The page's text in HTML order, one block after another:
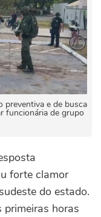
preventiva e de busca
funcionária de grupo
forte clamor
do estado.
primeiras horas